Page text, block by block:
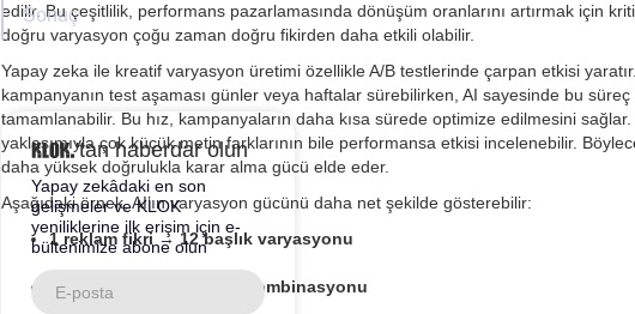
Sonuç
'tan haberdar olun
Yapay zekâdaki en son
gelişmeler ve KLOK
yeniliklerine ilk erişim için e-
bültenimize abone olun
edilir. Bu çeşitlilik, performans pazarlamasında dönüşüm oranlarını artırmak için
doğru varyasyon çoğu zaman doğru fikirden daha etkili olabilir.
Yapay zeka ile kreatif varyasyon üretimi özellikle A/B testlerinde çarpan etkisi
kampanyanın test aşaması günler veya haftalar sürebilirken, AI sayesinde bu
tamamlanabilir. Bu hız, kampanyaların daha kısa sürede optimize edilmesini sağlar.
yaklaşımıyla çok küçük metin farklarının bile performansa etkisi incelenebilir.
daha yüksek doğrulukla karar alma gücü elde eder.
Aşağıdaki örnek, AI’ın varyasyon gücünü daha net şekilde gösterebilir:
1 reklam fikri → 12 başlık varyasyonu
12 başlık → 6 farklı CTA kombinasyonu